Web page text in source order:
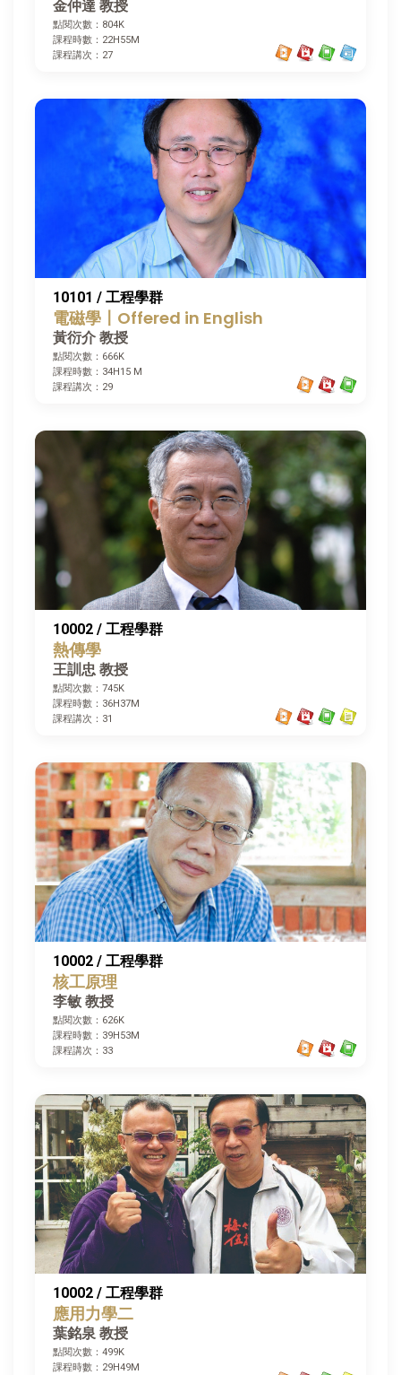
金仲達 教授
點閱次數：804K
課程時數：22H55M
課程講次：27
10101 / 工程學群
電磁學〡Offered in English
黃衍介 教授
點閱次數：666K
課程時數：34H15 M
課程講次：29
10002 / 工程學群
熱傳學
王訓忠 教授
點閱次數：745K
課程時數：36H37M
課程講次：31
10002 / 工程學群
核工原理
李敏 教授
點閱次數：626K
課程時數：39H53M
課程講次：33
10002 / 工程學群
應用力學二
葉銘泉 教授
點閱次數：499K
課程時數：29H49M